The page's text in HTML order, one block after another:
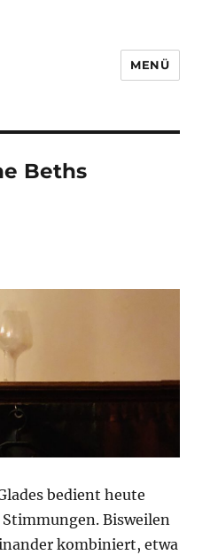
MENÜ
Beths
bedient heute
Bisweilen
kombiniert, etwa